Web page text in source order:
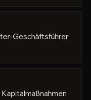
Geschäftsführer: